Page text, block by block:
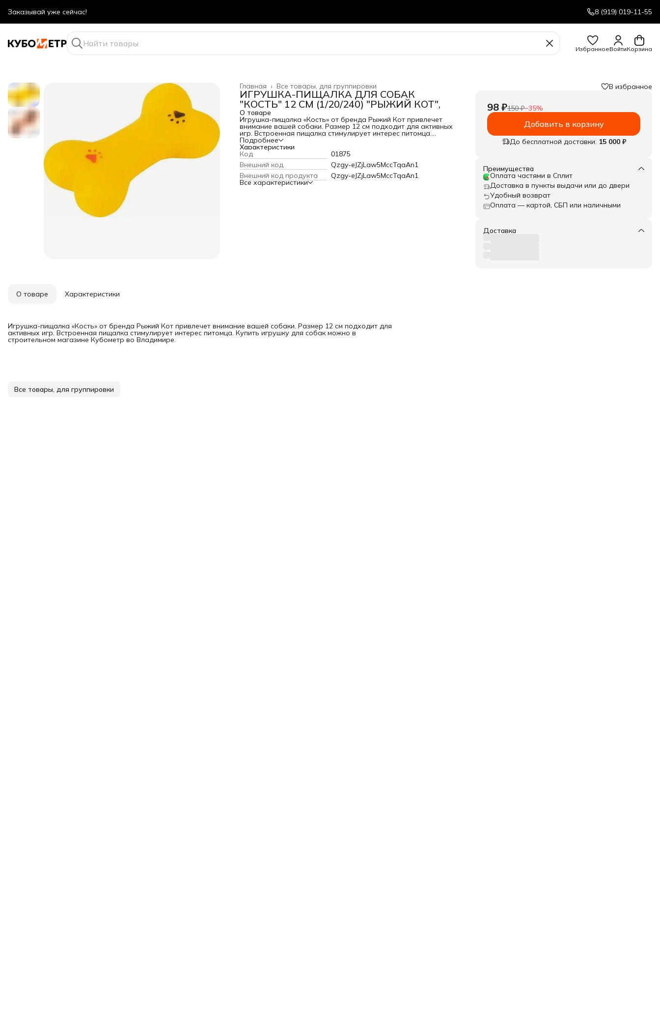
Оптовые цены даже для физ. лиц 8 (919) 019-11-55
ИзбранноеВойтиКорзина
Все товары, для группировки
Главная ›
ИГРУШКА-ПИЩАЛКА ДЛЯ СОБАК
"КОСТЬ" 12 СМ (1/20/240) "РЫЖИЙ КОТ",
О товаре
Игрушка-пищалка «Кость» от бренда Рыжий Кот привлечет
внимание вашей собаки. Размер 12 см подходит для активных
игр. Встроенная пищалка стимулирует интерес питомца.
Купить игрушку для собак можно в строительном магазине
Кубометр во Владимире.
Подробнее
Характеристики
Код
01875
Внешний код
Qzgy-eJZjLaw5MccTqaAn1
Внешний код продукта
Qzgy-eJZjLaw5MccTqaAn1
Все характеристики
В избранное
98 ₽150 ₽−35%
Добавить в корзину
До бесплатной доставки: 15 000 ₽
Преимущества
Оплата частями в Сплит
Доставка в пункты выдачи или до двери
Удобный возврат
Оплата — картой, СБП или наличными
Доставка
О товаре Характеристики
Игрушка-пищалка «Кость» от бренда Рыжий Кот привлечет внимание вашей собаки. Размер 12 см подходит для
активных игр. Встроенная пищалка стимулирует интерес питомца. Купить игрушку для собак можно в
строительном магазине Кубометр во Владимире.
Все товары, для группировки